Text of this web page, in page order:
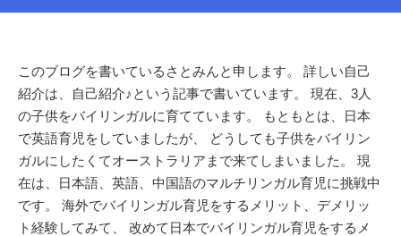
このブログを書いているさとみんと申します。 詳しい自己
紹介は、自己紹介♪という記事で書いています。 現在、3人
の子供をバイリンガルに育てています。 もともとは、日本
で英語育児をしていましたが、 どうしても子供をバイリン
ガルにしたくてオーストラリアまで来てしまいました。 現
在は、日本語、英語、中国語のマルチリンガル育児に挑戦中
です。 海外でバイリンガル育児をするメリット、デメリッ
ト経験してみて、 改めて日本でバイリンガル育児をするメ